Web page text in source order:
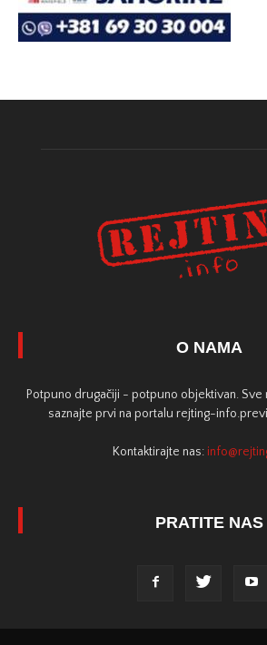
O NAMA
Potpuno drugačiji - potpuno objektivan. Sve
saznajte prvi na portalu rejting-
Kontaktirajte nas:
PRATITE NAS